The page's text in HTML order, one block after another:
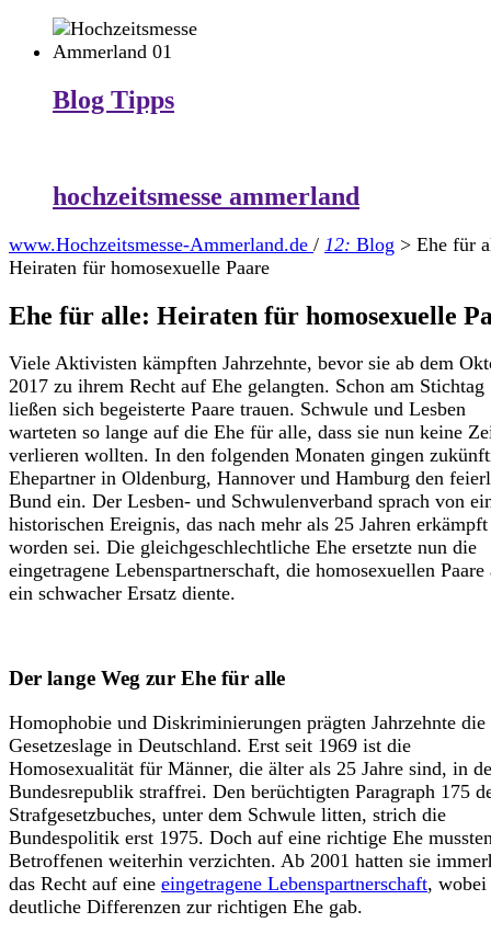
Blog Tipps
hochzeitsmesse ammerland
www.Hochzeitsmesse-Ammerland.de / 12: Blog > Ehe für
Heiraten für homosexuelle Paare
Ehe für alle: Heiraten für homosexuelle
Viele Aktivisten kämpften Jahrzehnte, bevor sie ab dem
2017 zu ihrem Recht auf Ehe gelangten. Schon am Stichtag
ließen sich begeisterte Paare trauen. Schwule und Lesben
warteten so lange auf die Ehe für alle, dass sie nun keine
verlieren wollten. In den folgenden Monaten gingen
Ehepartner in Oldenburg, Hannover und Hamburg den
Bund ein. Der Lesben- und Schwulenverband sprach von
historischen Ereignis, das nach mehr als 25 Jahren erkämpft
worden sei. Die gleichgeschlechtliche Ehe ersetzte nun die
eingetragene Lebenspartnerschaft, die homosexuellen Paare
ein schwacher Ersatz diente.
Der lange Weg zur Ehe für alle
Homophobie und Diskriminierungen prägten Jahrzehnte die
Gesetzeslage in Deutschland. Erst seit 1969 ist die
Homosexualität für Männer, die älter als 25 Jahre sind, in
Bundesrepublik straffrei. Den berüchtigten Paragraph 175
Strafgesetzbuches, unter dem Schwule litten, strich die
Bundespolitik erst 1975. Doch auf eine richtige Ehe
Betroffenen weiterhin verzichten. Ab 2001 hatten sie
das Recht auf eine eingetragene Lebenspartnerschaft, wobei
deutliche Differenzen zur richtigen Ehe gab.